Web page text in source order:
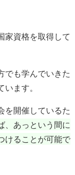
家資格を取得して
でも学んでいきた
ます。
を開催しているた
、あっという間に
けることが可能で